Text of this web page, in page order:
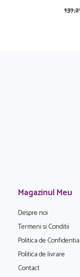
Magazinul Meu
Despre noi
Termeni si Conditii
Politica de
Politica de livrare
Contact